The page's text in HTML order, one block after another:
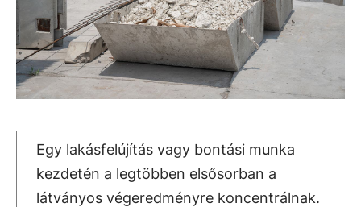
Egy lakásfelújítás vagy bontási munka
kezdetén a legtöbben elsősorban a
látványos végeredményre koncentrálnak.